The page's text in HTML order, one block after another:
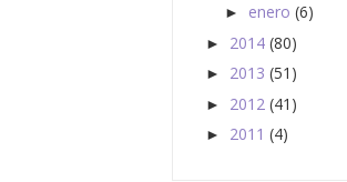
► enero (6)
► 2014 (80)
► 2013 (51)
► 2012 (41)
► 2011 (4)